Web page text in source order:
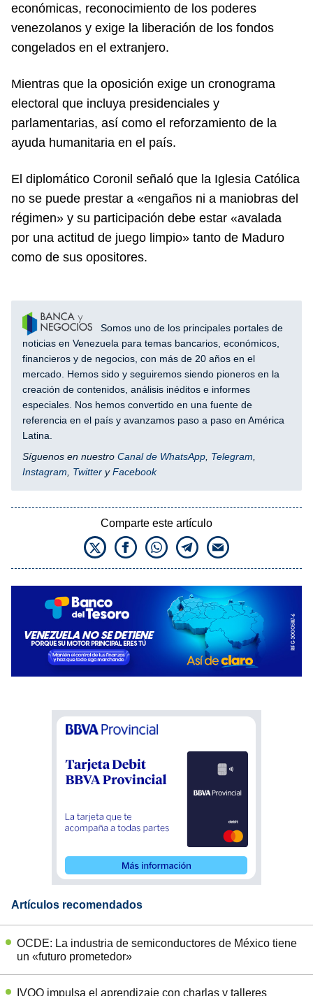
económicas, reconocimiento de los poderes
venezolanos y exige la liberación de los fondos
congelados en el extranjero.
Mientras que la oposición exige un cronograma
electoral que incluya presidenciales y
parlamentarias, así como el reforzamiento de la
ayuda humanitaria en el país.
El diplomático Coronil señaló que la Iglesia Católica
no se puede prestar a «engaños ni a maniobras del
régimen» y su participación debe estar «avalada
por una actitud de juego limpio» tanto de Maduro
como de sus opositores.
Somos uno de los principales portales de
noticias en Venezuela para temas bancarios, económicos,
financieros y de negocios, con más de 20 años en el
mercado. Hemos sido y seguiremos siendo pioneros en la
creación de contenidos, análisis inéditos e informes
especiales. Nos hemos convertido en una fuente de
referencia en el país y avanzamos paso a paso en América
Latina.
Síguenos en nuestro Canal de WhatsApp Telegram
Instagram
Twitter yFacebook
Comparte este artículo
Artículos recomendados
OCDE: La industria de semiconductores de México tiene
un «futuro prometedor»
IVOO impulsa el aprendizaje con charlas y talleres